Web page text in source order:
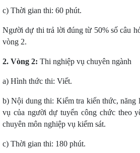
c) Thời gian thi: 60 phút.
Người dự thi trả lời đúng từ 50% số câu
vòng 2.
2. Vòng 2: Thi nghiệp vụ chuyên ngành
a) Hình thức thi: Viết.
b) Nội dung thi: Kiểm tra kiến thức, năng
vụ của người dự tuyển công chức theo
chuyên môn nghiệp vụ kiểm sát.
c) Thời gian thi: 180 phút.